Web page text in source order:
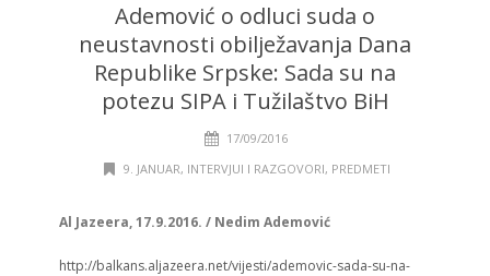
Ademović o odluci suda o
neustavnosti obilježavanja Dana
Republike Srpske: Sada su na
potezu SIPA i Tužilaštvo BiH
17/09/2016
9. JANUAR, INTERVJUI I RAZGOVORI, PREDMETI
Al Jazeera, 17.9.2016. / Nedim Ademović
http://balkans.aljazeera.net/vijesti/ademovic-sada-su-na-